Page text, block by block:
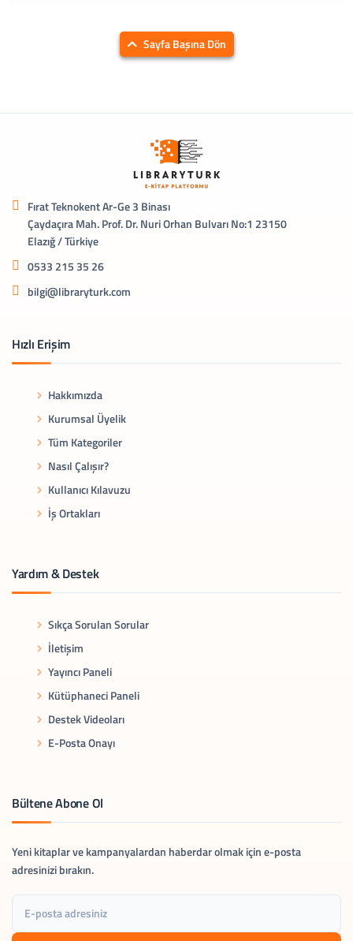
Sayfa Başına Dön
Fırat Teknokent Ar-Ge 3 Binası
Çaydaçıra Mah. Prof. Dr. Nuri Orhan Bulvarı No:1 23150
Elazığ / Türkiye
0533 215 35 26
bilgi@libraryturk.com
Hızlı Erişim
Hakkımızda
Kurumsal Üyelik
Tüm Kategoriler
Nasıl Çalışır?
Kullanıcı Kılavuzu
İş Ortakları
Yardım & Destek
Sıkça Sorulan Sorular
İletişim
Yayıncı Paneli
Kütüphaneci Paneli
Destek Videoları
E-Posta Onayı
Bültene Abone Ol
Yeni kitaplar ve kampanyalardan haberdar olmak için e-posta
adresinizi bırakın.